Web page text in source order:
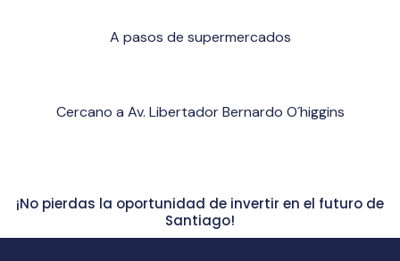
A pasos de supermercados
Cercano a Av. Libertador Bernardo O´higgins
¡No pierdas la oportunidad de invertir en el futuro de
Santiago!